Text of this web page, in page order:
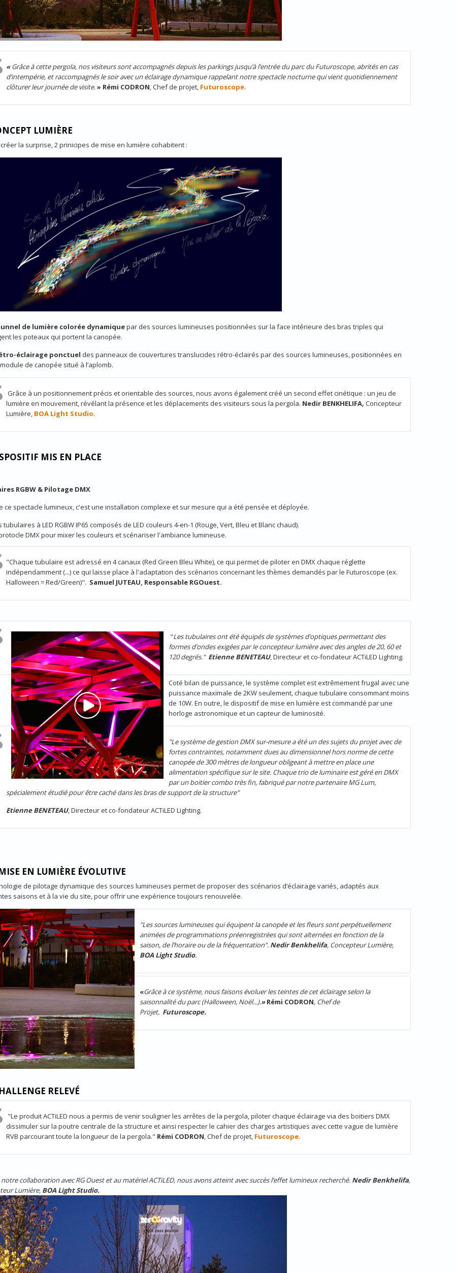
« Grâce à cette pergola, nos visiteurs sont accompagnés depuis les parkings jusqu’à l’entrée du parc du Futuroscope, abrités en cas
d’intempérie, et raccompagnés le soir avec un éclairage dynamique rappelant notre spectacle nocturne qui vient quotidiennement
clôturer leur journée de visite. » Rémi CODRON, Chef de projet, Futuroscope.
LUMIÈRE
la surprise, 2 prinicipes de mise en lumière cohabitent :
unnel de lumière colorée dynamiquepar des sources lumineuses positionnées sur la face intérieure des bras triples qui
les poteaux qui portent la canopée.
éclairage ponctuel des panneaux de couvertures translucides rétro-éclairés par des sources lumineuses, positionnées en
de canopée situé à l’aplomb.
Grâce à un positionnement précis et orientable des sources, nous avons également créé un second effet cinétique : un jeu de
lumière en mouvement, révélant la présence et les déplacements des visiteurs sous la pergola. Nedir BENKHELIFA, Concepteur
Lumière, BOA Light Studio.
MIS EN PLACE
RGBW & Pilotage DMX
ce spectacle lumineux, c'est une installation complexe et sur mesure qui a été pensée et déployée.
tubulaires à LED RGBW IP65 composés de LED couleurs 4-en-1 (Rouge, Vert, Bleu et Blanc chaud).
DMX pour mixer les couleurs et scénariser l'ambiance lumineuse.
"Chaque tubulaire est adressé en 4 canaux (Red Green Bleu White), ce qui permet de piloter en DMX chaque réglette
indépendamment (...) ce qui laisse place à l'adaptation des scénarios concernant les thèmes demandés par le Futuroscope (ex.
Halloween = Red/Green)". Samuel JUTEAU, Responsable RGOuest.
"Les tubulaires ont été équipés de systèmes d’optiques permettant des
formes d’ondes exigées par le concepteur lumière avec des angles de 20, 60 et
120 degrés." Etienne BENETEAU, Directeur et co-fondateur ACTiLED Lighting.
Coté bilan de puissance, le système complet est extrêmement frugal avec une
puissance maximale de 2KW seulement, chaque tubulaire consommant moins
de 10W. En outre, le dispositif de mise en lumière est commandé par une
horloge astronomique et un capteur de luminosité.
"Le système de gestion DMX sur-mesure a été un des sujets du projet avec de
fortes contraintes, notamment dues au dimensionnel hors norme de cette
canopée de 300 mètres de longueur obligeant à mettre en place une
alimentation spécifique sur le site. Chaque trio de luminaire est géré en DMX
par un boitier combo très fin, fabriqué par notre partenaire MG Lum,
spécialement étudié pour être caché dans les bras de support de la structure"
Etienne BENETEAU, Directeur et co-fondateur ACTiLED Lighting.
EN LUMIÈRE ÉVOLUTIVE
de pilotage dynamique des sources lumineuses permet de proposer des scénarios d’éclairage variés, adaptés aux
saisons et à la vie du site, pour offrir une expérience toujours renouvelée.
"Les sources lumineuses qui équipent la canopée et les fleurs sont perpétuellement
animées de programmations préenregistrées qui sont alternées en fonction de la
saison, de l’horaire ou de la fréquentation". Nedir Benkhelifa, Concepteur Lumière,
BOA Light Studio.
«Grâce à ce système, nous faisons évoluer les teintes de cet éclairage selon la
saisonnalité du parc (Halloween, Noël...).» Rémi CODRON, Chef de
Projet, Futuroscope.
RELEVÉ
"Le produit ACTiLED nous a permis de venir souligner les arrêtes de la pergola, piloter chaque éclairage via des boitiers DMX
dissimuler sur la poutre centrale de la structure et ainsi respecter le cahier des charges artistiques avec cette vague de lumière
RVB parcourant toute la longueur de la pergola." Rémi CODRON, Chef de projet, Futuroscope.
notre collaboration avec RG Ouest et au matériel ACTiLED, nous avons atteint avec succès l’effet lumineux recherché. Nedir Benkhelifa,
Lumière, BOA Light Studio.